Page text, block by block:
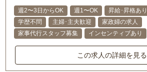
週2〜3日からOK 週1〜OK 昇給･昇格あり
学歴不問
主婦･主夫歓迎
家政婦の求人
家事代行スタッフ募集
インセンティブあり
この求人の詳細を見る